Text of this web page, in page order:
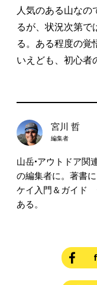
人気のある山なの
るが、状況次第で
る。ある程度の覚
いえども、初心者
宮川 哲
編集者
山岳•アウトドア関
の編集者に。著書
ケイ入門＆ガイド
ある。